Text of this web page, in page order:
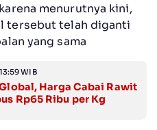
menurutnya kini,
tersebut telah diganti
yang sama
WIB
Harga Cabai Rawit
Rp65 Ribu per Kg